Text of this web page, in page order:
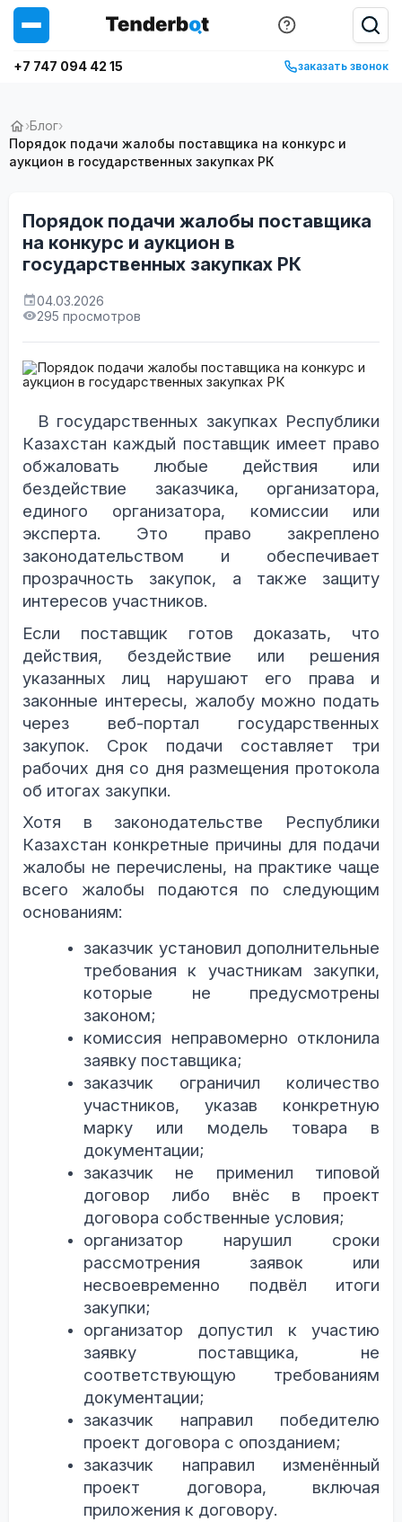
+7 747 094 42 15 заказать звонок
›Блог›
Порядок подачи жалобы поставщика на конкурс и
аукцион в государственных закупках РК
Порядок подачи жалобы поставщика
на конкурс и аукцион в
государственных закупках РК
04.03.2026
295 просмотров
В государственных закупках Республики
Казахстан каждый поставщик имеет право
обжаловать любые действия или
бездействие заказчика, организатора,
единого организатора, комиссии или
эксперта. Это право закреплено
законодательством и обеспечивает
прозрачность закупок, а также защиту
интересов участников.
Если поставщик готов доказать, что
действия, бездействие или решения
указанных лиц нарушают его права и
законные интересы, жалобу можно подать
через веб-портал государственных
закупок. Срок подачи составляет три
рабочих дня со дня размещения протокола
об итогах закупки.
Хотя в законодательстве Республики
Казахстан конкретные причины для подачи
жалобы не перечислены, на практике чаще
всего жалобы подаются по следующим
основаниям:
заказчик установил дополнительные
требования к участникам закупки,
которые не предусмотрены
законом;
комиссия неправомерно отклонила
заявку поставщика;
заказчик ограничил количество
участников, указав конкретную
марку или модель товара в
документации;
заказчик не применил типовой
договор либо внёс в проект
договора собственные условия;
организатор нарушил сроки
рассмотрения заявок или
несвоевременно подвёл итоги
закупки;
организатор допустил к участию
заявку поставщика, не
соответствующую требованиям
документации;
заказчик направил победителю
проект договора с опозданием;
заказчик направил изменённый
проект договора, включая
приложения к договору.